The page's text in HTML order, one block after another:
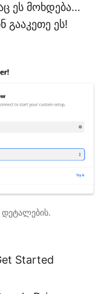
ეს მოხდება…
გააკეთე ეს!
დეტალების.
Started